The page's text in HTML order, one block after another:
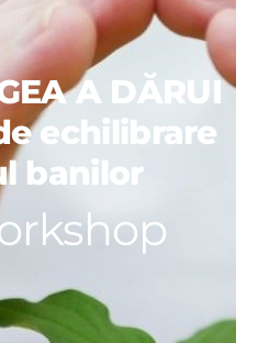
A DĂRUI
echilibrare
banilor